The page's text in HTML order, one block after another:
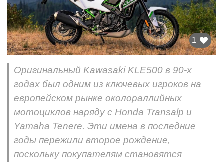
1
Оригинальный Kawasaki KLE500 в 90-х
годах был одним из ключевых игроков на
европейском рынке околораллийных
мотоциклов наряду с Honda Transalp и
Yamaha Tenere. Эти имена в последние
годы пережили второе рождение,
поскольку покупателям становятся